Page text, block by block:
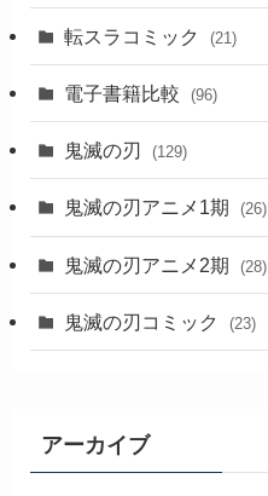
転スラコミック (21)
電子書籍比較 (96)
鬼滅の刃 (129)
鬼滅の刃アニメ1期 (26)
鬼滅の刃アニメ2期 (28)
鬼滅の刃コミック (23)
アーカイブ